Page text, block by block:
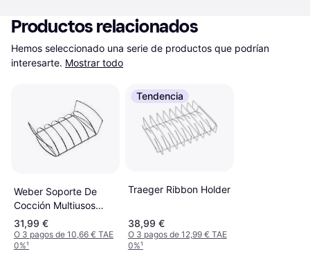
Productos relacionados
Hemos seleccionado una serie de productos que podrían
interesarte. Mostrar todo
Weber Soporte De
Cocción Multiusos
Asados Y Muslos De
Pollo 39 x 27 x 8 cm
6469
31,99 €
O 3 pagos de 10,66 € TAE
0%¹
Tendencia
Traeger Ribbon Holder
38,99 €
O 3 pagos de 12,99 € TAE
0%¹